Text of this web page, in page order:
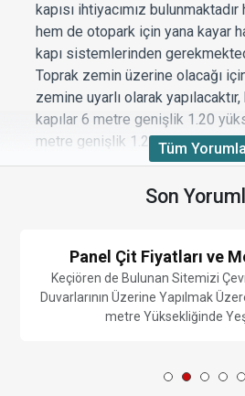
Tüm
kapısı ihtiyacımız
hem de otopark için yana kayar
kapı sistemlerinden
Toprak zemin üzerine olacağı
zemine uyarlı olarak yapılacaktır,
kapılar 6 metre genişlik 1.20
metre genişlik 1.20 yükseklik
yapılacaktır bununla ilgili toptan
size bir mail gönderdim
işlemi başlatacağız iyi çalışmalar
Tel çit kapı maliyetleri için hobi
Son
Panel Çit Fiyatları ve
Keçiören de Bulunan Sitemizi
Duvarlarının Üzerine Yapılmak
metre Yüksekliğinde